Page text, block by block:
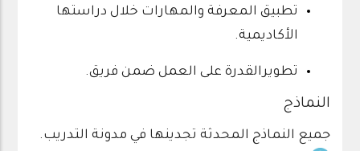
تطبيق المعرفة والمهارات خلال دراستها
الأكاديمية.
تطويرالقدرة على العمل ضمن فريق.
النماذج
جميع النماذج المحدثة تجدينها في مدونة التدريب.